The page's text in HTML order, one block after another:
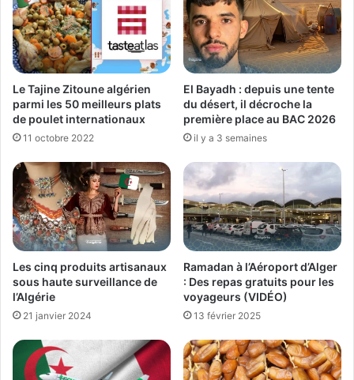
Le Tajine Zitoune algérien
parmi les 50 meilleurs plats
de poulet internationaux
11 octobre 2022
El Bayadh : depuis une tente
du désert, il décroche la
première place au BAC 2026
il y a 3 semaines
Les cinq produits artisanaux
sous haute surveillance de
l’Algérie
21 janvier 2024
Ramadan à l’Aéroport d’Alger
: Des repas gratuits pour les
voyageurs (VIDÉO)
13 février 2025